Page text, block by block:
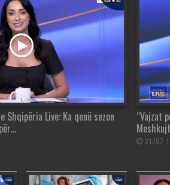
Shqipëria Live: Ka qenë sezon
“Vajzat
31/07